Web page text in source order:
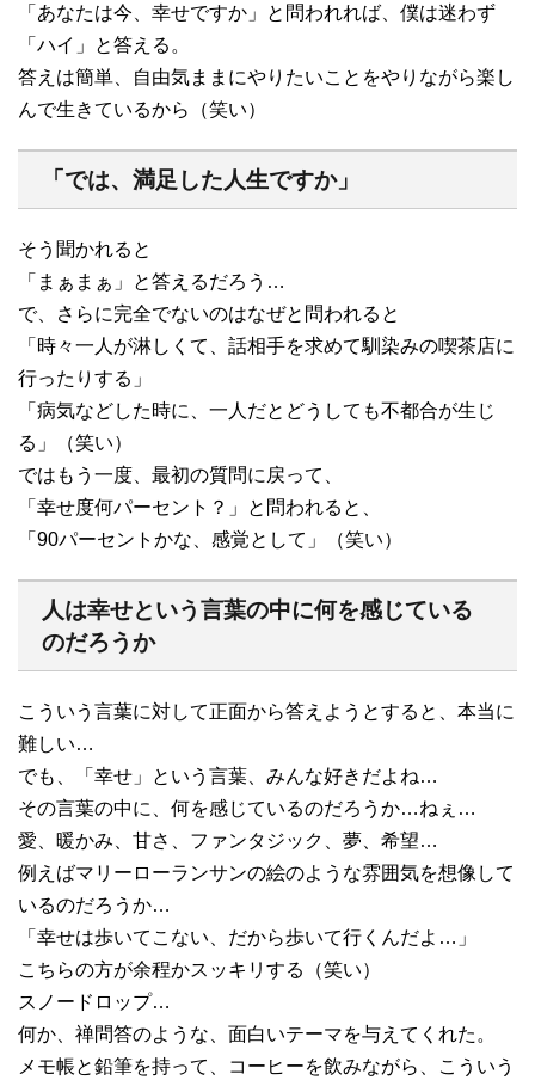
「あなたは今、幸せですか」と問われれば、僕は迷わず
「ハイ」と答える。
答えは簡単、自由気ままにやりたいことをやりながら楽し
んで生きているから（笑い）
「では、満足した人生ですか」
そう聞かれると
「まぁまぁ」と答えるだろう…
で、さらに完全でないのはなぜと問われると
「時々一人が淋しくて、話相手を求めて馴染みの喫茶店に
行ったりする」
「病気などした時に、一人だとどうしても不都合が生じ
る」（笑い）
ではもう一度、最初の質問に戻って、
「幸せ度何パーセント？」と問われると、
「90パーセントかな、感覚として」（笑い）
人は幸せという言葉の中に何を感じている
のだろうか
こういう言葉に対して正面から答えようとすると、本当に
難しい…
でも、「幸せ」という言葉、みんな好きだよね…
その言葉の中に、何を感じているのだろうか…ねぇ…
愛、暖かみ、甘さ、ファンタジック、夢、希望…
例えばマリーローランサンの絵のような雰囲気を想像して
いるのだろうか…
「幸せは歩いてこない、だから歩いて行くんだよ…」
こちらの方が余程かスッキリする（笑い）
スノードロップ…
何か、禅問答のような、面白いテーマを与えてくれた。
メモ帳と鉛筆を持って、コーヒーを飲みながら、こういう